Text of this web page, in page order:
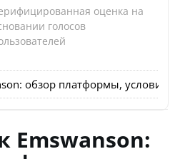
оценка на
голосов
обзор платформы, условий
Emswanson: